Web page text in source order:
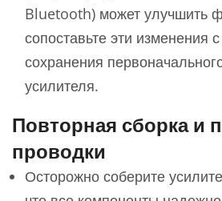
Bluetooth) может улучшить
сопоставьте эти изменения
сохранения
усилителя.
Повторная сборка и
проводки
Осторожно соберите